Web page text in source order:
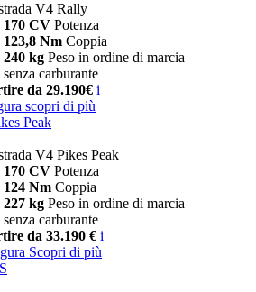
V4 Rally
170 CV Potenza
123,8 Nm Coppia
240 kg Peso in ordine di marcia
senza carburante
da 29.190€ i
scopri di più
Peak
V4 Pikes Peak
170 CV Potenza
124 Nm Coppia
227 kg Peso in ordine di marcia
senza carburante
da 33.190 € i
Scopri di più